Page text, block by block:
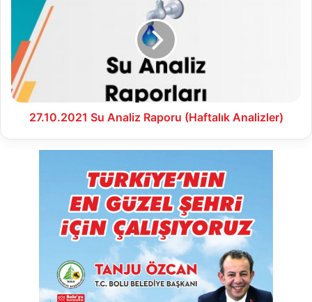
Raporu
(Haftalık
Analizler)
27.10.2021 Su Analiz Raporu (Haftalık Analizler)